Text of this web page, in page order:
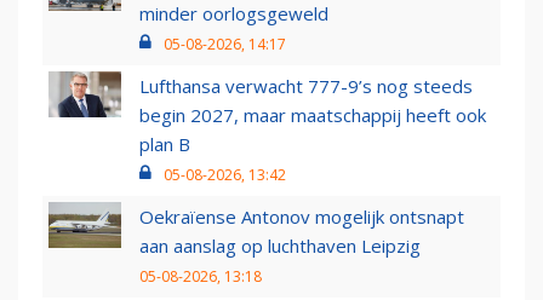
minder oorlogsgeweld
05-08-2026, 14:17
Lufthansa verwacht 777-9’s nog steeds
begin 2027, maar maatschappij heeft ook
plan B
05-08-2026, 13:42
Oekraïense Antonov mogelijk ontsnapt
aan aanslag op luchthaven Leipzig
05-08-2026, 13:18